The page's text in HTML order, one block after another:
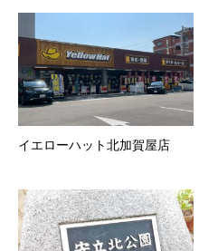
イエローハット北加賀屋店